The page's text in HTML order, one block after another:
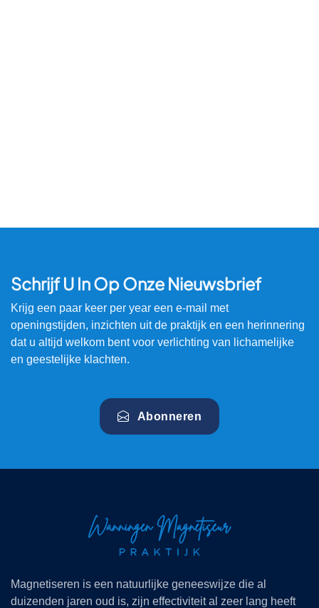
Schrijf U In Op Onze Nieuwsbrief
Krijg een paar keer per year een e-mail met
openingstijden, inzichten uit de praktijk en een herinnering
dat u altijd welkom bent voor verlichting van lichamelijke
en geestelijke klachten.
Abonneren
Magnetiseren is een natuurlijke geneeswijze die al
duizenden jaren oud is, zijn effectiviteit al zeer lang heeft